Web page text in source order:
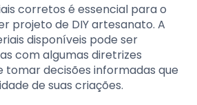
corretos é essencial para o
projeto de DIY artesanato. A
disponíveis pode ser
com algumas diretrizes
tomar decisões informadas que
de suas criações.